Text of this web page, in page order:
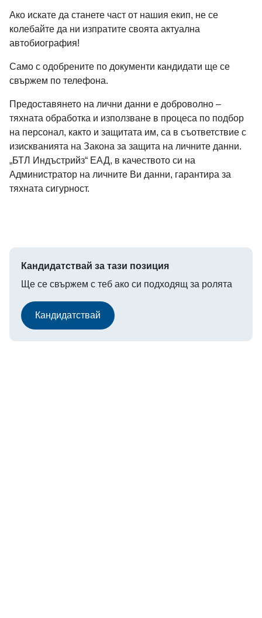
Ако искате да станете част от нашия екип, не се
колебайте да ни изпратите своята актуална
автобиография!
Само с одобрените по документи кандидати ще се
свържем по телефона.
Предоставянето на лични данни е доброволно –
тяхната обработка и използване в процеса по подбор
на персонал, както и защитата им, са в съответствие с
изискванията на Закона за защита на личните данни.
„БТЛ Индъстрийз“ ЕАД, в качеството си на
Администратор на личните Ви данни, гарантира за
тяхната сигурност.
Кандидатствай за тази позиция
Ще се свържем с теб ако си подходящ за ролята
Кандидатствай